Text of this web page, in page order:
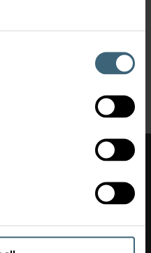
creare durante il
caso di incidente.